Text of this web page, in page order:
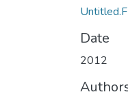
Date
2012